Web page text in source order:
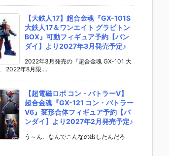
【大鉄人17】超合金魂『GX-101S
大鉄人17＆ワンエイト グラビトン
BOX』可動フィギュア予約【バン
ダイ】より2027年3月発売予定♪
2022年3月発売の『超合金魂 GX-101 大
2022年8月限 ...
【超電磁ロボ コン・バトラーV】
超合金魂『GX-121 コン・バトラー
V6』変形合体フィギュア予約【バ
ンダイ】より2027年2月発売予定♪
う～ん、なんでこんなの出したんだろ